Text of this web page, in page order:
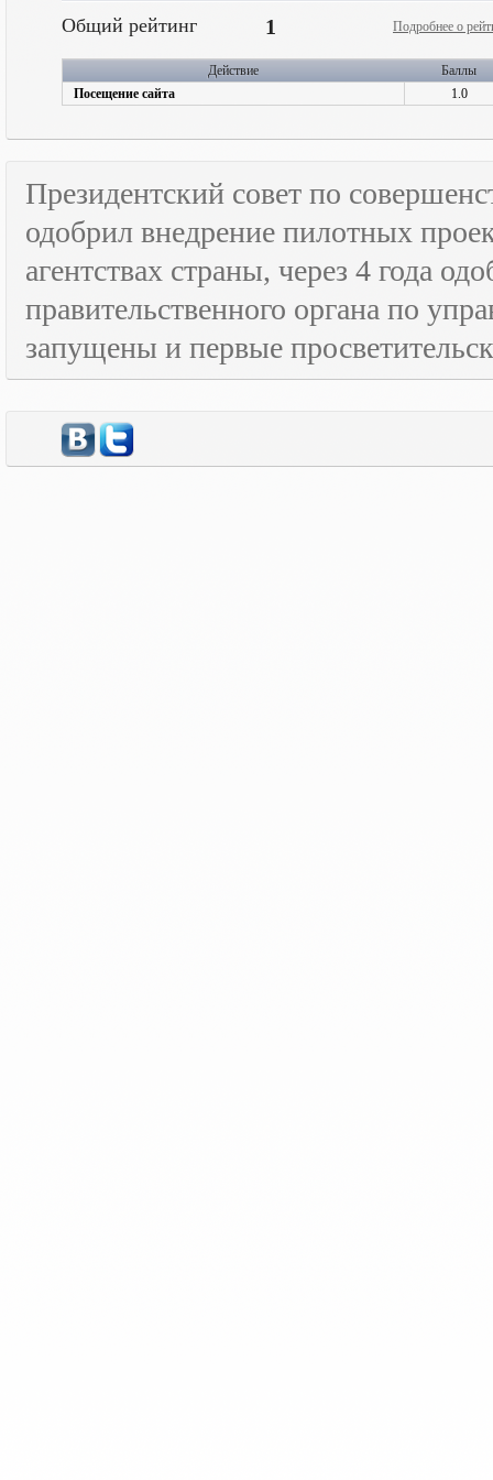
Общий рейтинг 1 Подробнее о
Действие
Баллы
Посещение сайта
1.0
Президентский совет по
одобрил внедрение пилотных
агентствах страны, через 4 года
правительственного органа по
запущены и первые